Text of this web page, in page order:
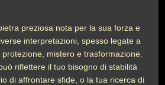
preziosa nota per la sua forza e
interpretazioni, spesso legate a
mistero e trasformazione.
riflettere il tuo bisogno di stabilità
di affrontare sfide, o la tua ricerca di